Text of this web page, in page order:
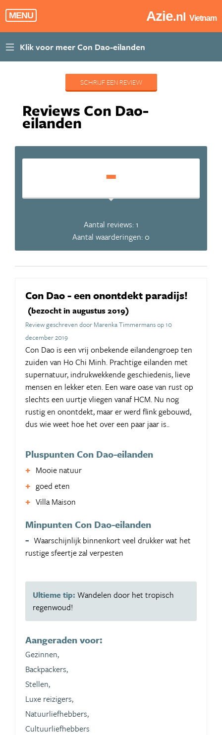
MENU Azie.nl Vietnam
SCHRIJF EEN REVIEW
Reviews Con Dao-
eilanden
-
Aantal reviews: 1
Aantal waarderingen: 0
Con Dao - een onontdekt paradijs!
(bezocht in augustus 2019)
Review geschreven door Marenka Timmermans op 10
december 2019
Con Dao is een vrij onbekende eilandengroep ten
zuiden van Ho Chi Minh. Prachtige eilanden met
supernatuur, indrukwekkende geschiedenis, lieve
mensen en lekker eten. Een ware oase van rust op
slechts een uurtje vliegen vanaf HCM. Nu nog
rustig en onontdekt, maar er werd flink gebouwd,
dus wie weet hoe het over een paar jaar is..
Pluspunten Con Dao-eilanden
Mooie natuur
goed eten
Villa Maison
Minpunten Con Dao-eilanden
Waarschijnlijk binnenkort veel drukker wat het
rustige sfeertje zal verpesten
Ultieme tip: Wandelen door het tropisch
regenwoud!
Aangeraden voor:
Gezinnen,
Backpackers,
Stellen,
Luxe reizigers,
Natuurliefhebbers,
Cultuurliefhebbers